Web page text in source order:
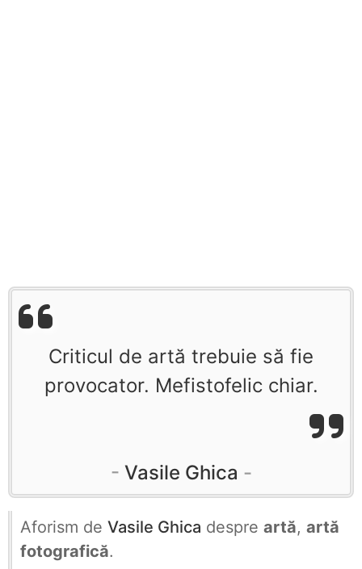
Criticul de artă trebuie să fie
provocator. Mefistofelic chiar.
Vasile Ghica
Aforism de Vasile Ghica despre artă, artă
fotografică.